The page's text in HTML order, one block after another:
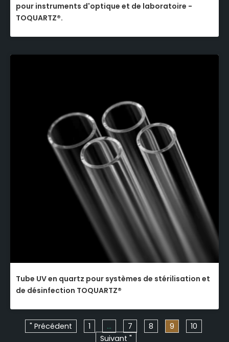
pour instruments d'optique et de laboratoire -
TOQUARTZ®.
Tube UV en quartz pour systèmes de stérilisation et
de désinfection TOQUARTZ®
" Précédent 1 … 7 8 9
10
Suivant "